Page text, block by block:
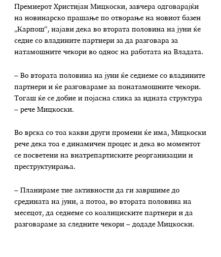
Премиерот Христијан Мицкоски, завчера одговарајќи
на новинарско прашање по отворање на новиот базен
„Карпош“, најави дека во втората половина на јуни ќе
седне со владините партнери за да разговара за
натамошните чекори во однос на работата на Владата.
– Во втората половина на јуни ќе седнеме со владините
партнери и ќе разговараме за понатамошните чекори.
Тогаш ќе се добие и појасна слика за идната структура
– рече Мицкоски.
Во врска со тоа какви други промени ќе има, Мицкоски
рече дека тоа е динамичен процес и дека во моментот
се посветени на внатрепартиските реорганизации и
преструктуирања.
– Планираме тие активности да ги завршиме до
средината на јуни, а потоа, во втората половина на
месецот, да седнеме со коалициските партнери и да
разговараме за следните чекори – додаде Мицкоски.